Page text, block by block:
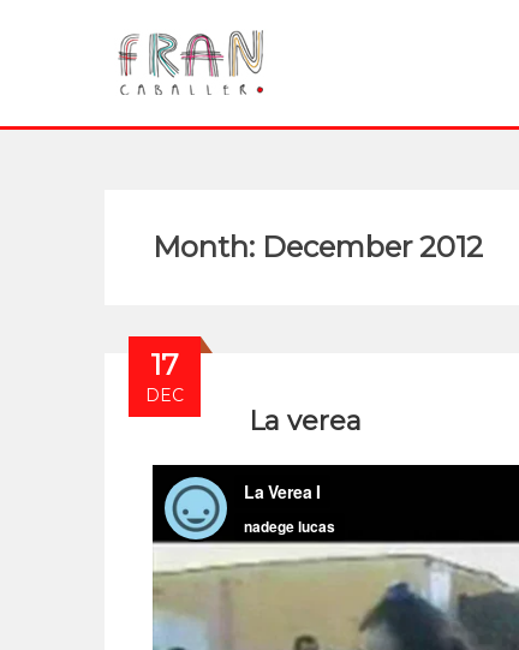
Month: December 2012
17
DEC
La verea